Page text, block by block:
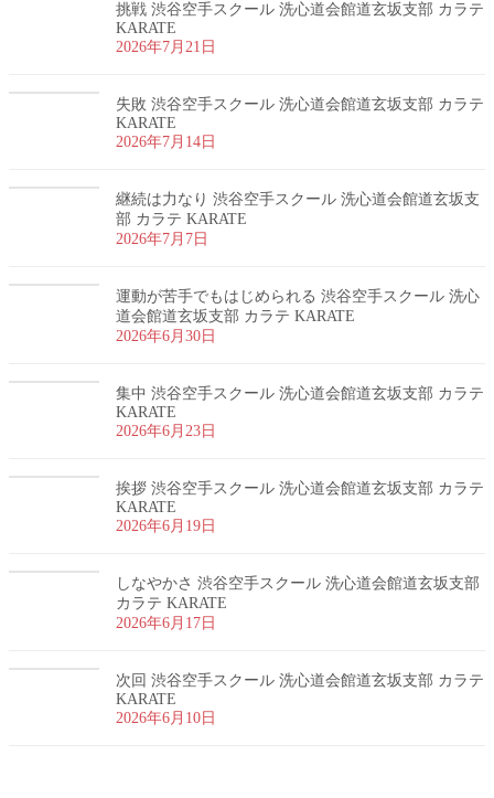
挑戦 渋谷空手スクール 洗心道会館道玄坂支部 カラテ
KARATE
2026年7月21日
失敗 渋谷空手スクール 洗心道会館道玄坂支部 カラテ
KARATE
2026年7月14日
継続は力なり 渋谷空手スクール 洗心道会館道玄坂支
部 カラテ KARATE
2026年7月7日
運動が苦手でもはじめられる 渋谷空手スクール 洗心
道会館道玄坂支部 カラテ KARATE
2026年6月30日
集中 渋谷空手スクール 洗心道会館道玄坂支部 カラテ
KARATE
2026年6月23日
挨拶 渋谷空手スクール 洗心道会館道玄坂支部 カラテ
KARATE
2026年6月19日
しなやかさ 渋谷空手スクール 洗心道会館道玄坂支部
カラテ KARATE
2026年6月17日
次回 渋谷空手スクール 洗心道会館道玄坂支部 カラテ
KARATE
2026年6月10日